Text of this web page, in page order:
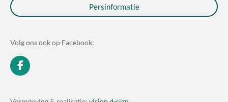
Persinformatie
Volg ons ook op Facebook:
F
a